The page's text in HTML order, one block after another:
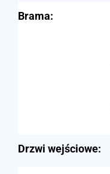
Brama:
Drzwi wejściowe: